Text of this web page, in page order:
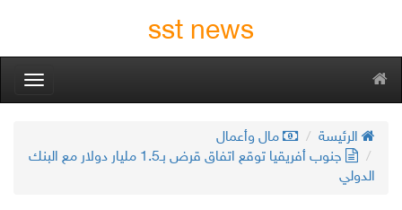
sst news
الرئيسة
مال وأعمال
جنوب أفريقيا توقع اتفاق قرض بـ1.5 مليار دولار مع البنك
الدولي